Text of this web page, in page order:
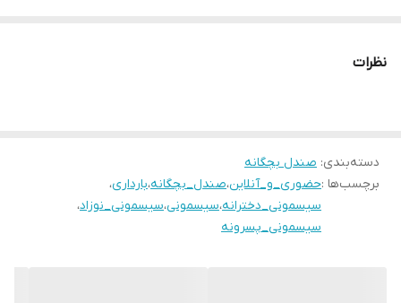
۲۵ مناسب پای ۱۵/۵ سانت
نظرات
دسته‌بندی: صندل بچگانه
برچسب‌ها :حضوری_و_آنلاین،صندل_بچگانه،بارداری،
سیسمونی_دخترانه،سیسمونی،سیسمونی_نوزاد،
سیسمونی_پسرونه